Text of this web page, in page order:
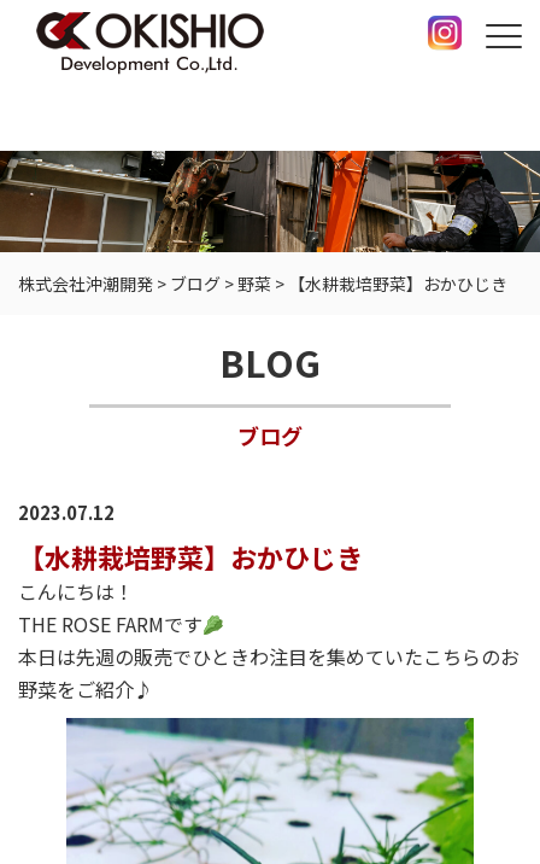
株式会社沖潮開発 > ブログ >野菜 > 【水耕栽培野菜】おかひじき
BLOG
ブログ
2023.07.12
【水耕栽培野菜】おかひじき
こんにちは！
THE ROSE FARMです
本日は先週の販売でひときわ注目を集めていたこちらのお
野菜をご紹介♪